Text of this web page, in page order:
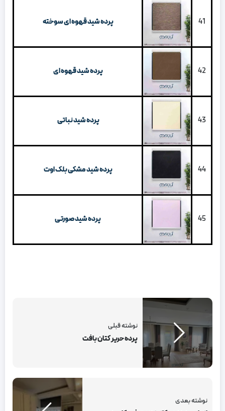
41 پرده شید قهوه ای سوخته
42 پرده شید قهوه ای
43 پرده شید نباتی
44 پرده شید مشکی بلک اوت
45 پرده شید صورتی
نوشته قبلی
پرده حریر کتان بافت
نوشته بعدی